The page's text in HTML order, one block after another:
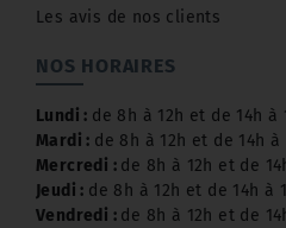
Les avis de nos clients
NOS HORAIRES
Lundi : de 8h à 12h et de 14h à
Mardi : de 8h à 12h et de 14h à
Mercredi : de 8h à 12h et de
Jeudi : de 8h à 12h et de 14h à
Vendredi : de 8h à 12h et de